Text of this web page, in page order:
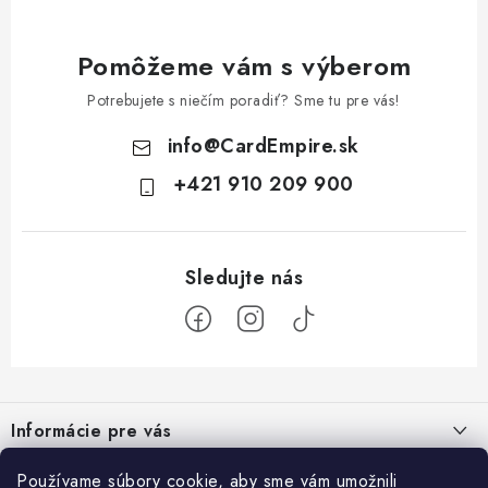
Používame súbory cookie, aby sme vám umožnili
Pomôžeme vám s výberom
Potrebujete s niečím poradiť? Sme tu pre vás!
info@CardEmpire.sk
+421 910 209 900
pInformácie pre vás
Ako nakupovať